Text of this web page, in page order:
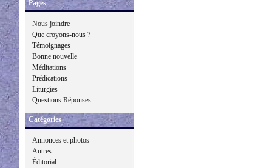
Pages
Nous joindre
Que croyons-nous ?
Témoignages
Bonne nouvelle
Méditations
Prédications
Liturgies
Questions Réponses
Catégories
Annonces et photos
Autres
Éditorial